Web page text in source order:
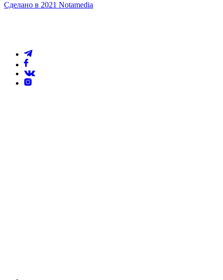
Сделано в 2021 Notamedia